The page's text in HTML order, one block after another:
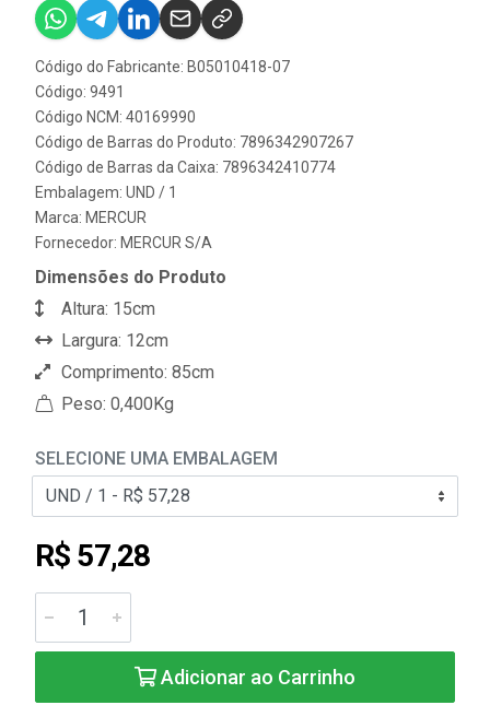
Código do Fabricante: B05010418-07
Código: 9491
Código NCM: 40169990
Código de Barras do Produto: 7896342907267
Código de Barras da Caixa: 7896342410774
Embalagem: UND / 1
Marca: MERCUR
Fornecedor: MERCUR S/A
Dimensões do Produto
Altura: 15cm
Largura: 12cm
Comprimento: 85cm
Peso: 0,400Kg
SELECIONE UMA EMBALAGEM
R$ 57,28
Adicionar ao Carrinho